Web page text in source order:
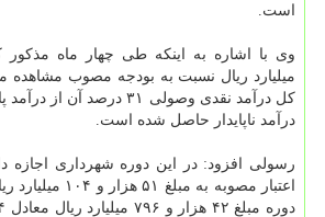
است.
میلیارد ریال نسبت به بودجه مصوب مشاهده
درآمد ناپایدار حاصل شده است.
رسولی افزود: در این دوره شهرداری اجازه
اعتبار مصوبه به
دوره مبلغ ۴۲ هزار و ۷۹۶ میلیارد ریال معادل ۸۴ درصد در دفاتر